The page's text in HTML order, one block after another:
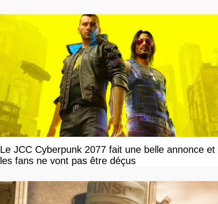
Le JCC Cyberpunk 2077 fait une belle annonce et
les fans ne vont pas être déçus